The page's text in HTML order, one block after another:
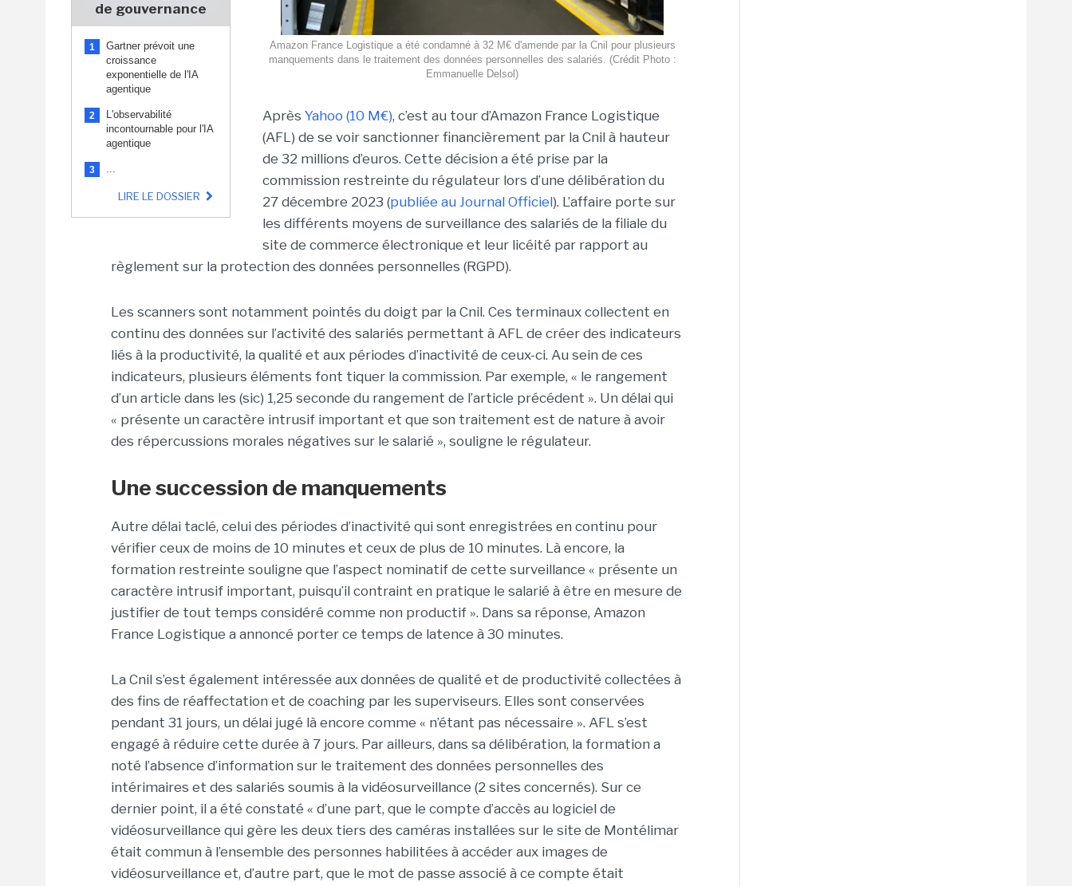
de gouvernance
1
Gartner prévoit une
croissance
exponentielle de l'IA
agentique
2
L'observabilité
incontournable pour l'IA
agentique
3 ...
LIRE LE DOSSIER
Amazon France Logistique a été condamné à 32 M€ d'amende par la Cnil pour plusieurs
manquements dans le traitement des données personnelles des salariés. (Crédit Photo :
Emmanuelle Delsol)
Après Yahoo (10 M€), c’est au tour d’Amazon France Logistique
(AFL) de se voir sanctionner financièrement par la Cnil à hauteur
de 32 millions d’euros. Cette décision a été prise par la
commission restreinte du régulateur lors d’une délibération du
27 décembre 2023 (publiée au Journal Officiel). L’affaire porte sur
les différents moyens de surveillance des salariés de la filiale du
site de commerce électronique et leur licéité par rapport au
règlement sur la protection des données personnelles (RGPD).
Les scanners sont notamment pointés du doigt par la Cnil. Ces terminaux collectent en
continu des données sur l’activité des salariés permettant à AFL de créer des indicateurs
liés à la productivité, la qualité et aux périodes d’inactivité de ceux-ci. Au sein de ces
indicateurs, plusieurs éléments font tiquer la commission. Par exemple, « le rangement
d’un article dans les (sic) 1,25 seconde du rangement de l’article précédent ». Un délai qui
« présente un caractère intrusif important et que son traitement est de nature à avoir
des répercussions morales négatives sur le salarié », souligne le régulateur.
Une succession de manquements
Autre délai taclé, celui des périodes d’inactivité qui sont enregistrées en continu pour
vérifier ceux de moins de 10 minutes et ceux de plus de 10 minutes. Là encore, la
formation restreinte souligne que l’aspect nominatif de cette surveillance « présente un
caractère intrusif important, puisqu’il contraint en pratique le salarié à être en mesure de
justifier de tout temps considéré comme non productif ». Dans sa réponse, Amazon
France Logistique a annoncé porter ce temps de latence à 30 minutes.
La Cnil s’est également intéressée aux données de qualité et de productivité collectées à
des fins de réaffectation et de coaching par les superviseurs. Elles sont conservées
pendant 31 jours, un délai jugé là encore comme « n’étant pas nécessaire ». AFL s’est
engagé à réduire cette durée à 7 jours. Par ailleurs, dans sa délibération, la formation a
noté l’absence d’information sur le traitement des données personnelles des
intérimaires et des salariés soumis à la vidéosurveillance (2 sites concernés). Sur ce
dernier point, il a été constaté « d’une part, que le compte d’accès au logiciel de
vidéosurveillance qui gère les deux tiers des caméras installées sur le site de Montélimar
était commun à l’ensemble des personnes habilitées à accéder aux images de
vidéosurveillance et, d’autre part, que le mot de passe associé à ce compte était